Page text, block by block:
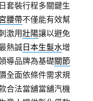
套裝行程多關鍵生
腰帶不僅能有效幫
激用壯陽讓以避免
熱誠 日本生髮水增
導品牌為基礎關節
全面依條件需求規
合法當舖當舖汽機